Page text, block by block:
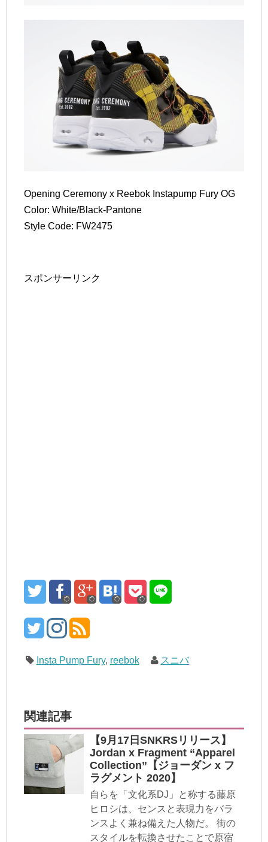
Opening Ceremony x Reebok Instapump Fury OG
Color: White/Black-Pantone
Style Code: FW2475
スポンサーリンク
Insta Pump Fury, reebok スニバ
関連記事
【9月17日SNKRSリリース】
Jordan x Fragment “Apparel
Collection”【ジョーダン x フ
ラグメント 2020】
自らを「文化系DJ」と称する藤原
ヒロシは、センスと表現力をバラ
ンスよく兼ね備えた人物だ。 街の
スタイルを転換させたことで原宿